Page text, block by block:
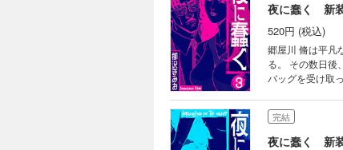
夜に蠢く 新
520円 (税込)
郷屋川 脩は平凡
る。 その数日
バッグを受け取った瞬間か
れた資料のひと
と、秘書の高田にある助言をする。 【目次】 第15
間 第19話 資料
完結
夜に蠢く 新